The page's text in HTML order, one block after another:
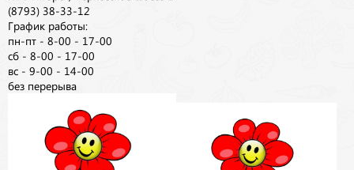
(8793) 38-33-12
График работы:
пн-пт - 8-00 - 17-00
сб - 8-00 - 17-00
вс - 9-00 - 14-00
без перерыва